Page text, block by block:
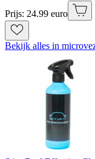
Prijs: 24.99 euro
Bekijk alles in